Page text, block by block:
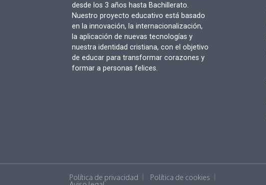
desde los 3 años hasta Bachillerato.
Nuestro proyecto educativo está basado
en la innovación, la internacionalización,
la aplicación de nuevas tecnologías y
nuestra identidad cristiana, con el objetivo
de educar para transformar corazones y
formar a personas felices.
Política de privacidad Política de cookies